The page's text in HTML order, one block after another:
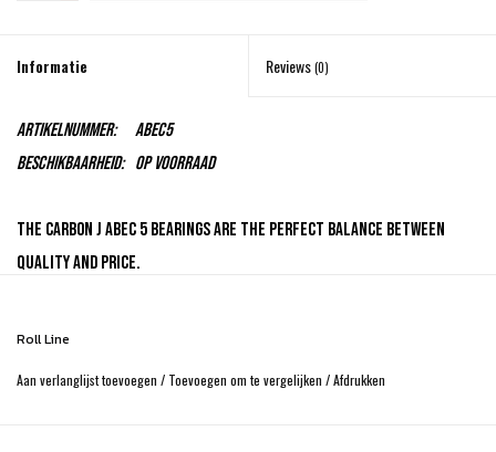
Informatie Reviews(0)
Artikelnummer:
Abec5
Beschikbaarheid: Op voorraad
The carbon J ABEC 5 bearings are the perfect balance between
quality and price.
Roll Line
Aan verlanglijst toevoegen / Toevoegen om te vergelijken /Afdrukken